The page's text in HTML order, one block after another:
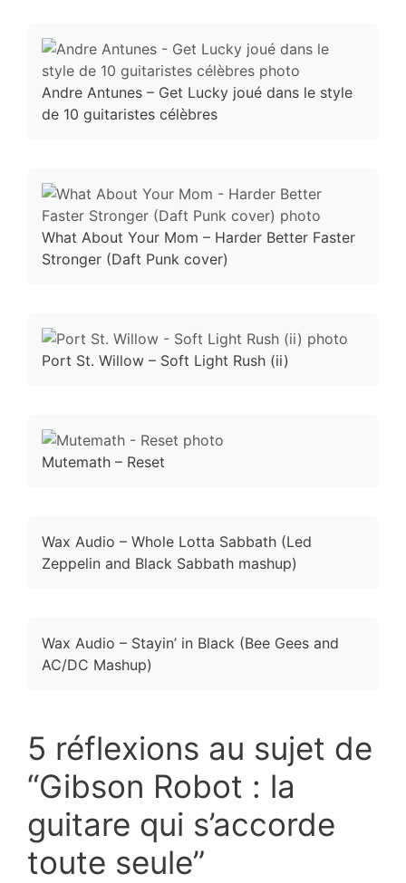
Andre Antunes – Get Lucky joué dans le style
de 10 guitaristes célèbres
What About Your Mom – Harder Better Faster
Stronger (Daft Punk cover)
Port St. Willow – Soft Light Rush (ii)
Mutemath – Reset
Wax Audio – Whole Lotta Sabbath (Led
Zeppelin and Black Sabbath mashup)
Wax Audio – Stayin’ in Black (Bee Gees and
AC/DC Mashup)
5 réflexions au sujet de
“Gibson Robot : la
guitare qui s’accorde
toute seule”